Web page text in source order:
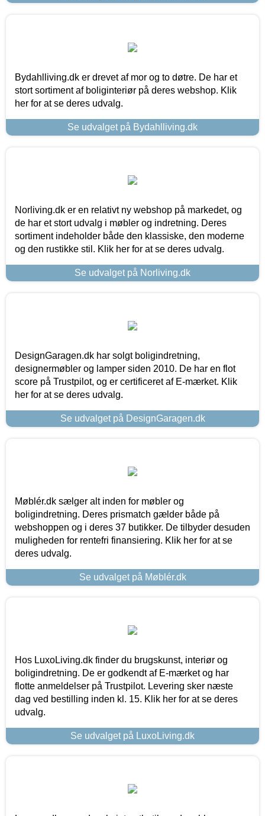
Bydahlliving.dk er drevet af mor og to døtre. De har et
stort sortiment af boliginteriør på deres webshop. Klik
her for at se deres udvalg.
Se udvalget på Bydahlliving.dk
Norliving.dk er en relativt ny webshop på markedet, og
de har et stort udvalg i møbler og indretning. Deres
sortiment indeholder både den klassiske, den moderne
og den rustikke stil. Klik her for at se deres udvalg.
Se udvalget på Norliving.dk
DesignGaragen.dk har solgt boligindretning,
designermøbler og lamper siden 2010. De har en flot
score på Trustpilot, og er certificeret af E-mærket. Klik
her for at se deres udvalg.
Se udvalget på DesignGaragen.dk
Møblér.dk sælger alt inden for møbler og
boligindretning. Deres prismatch gælder både på
webshoppen og i deres 37 butikker. De tilbyder desuden
muligheden for rentefri finansiering. Klik her for at se
deres udvalg.
Se udvalget på Møblér.dk
Hos LuxoLiving.dk finder du brugskunst, interiør og
boligindretning. De er godkendt af E-mærket og har
flotte anmeldelser på Trustpilot. Levering sker næste
dag ved bestilling inden kl. 15. Klik her for at se deres
udvalg.
Se udvalget på LuxoLiving.dk